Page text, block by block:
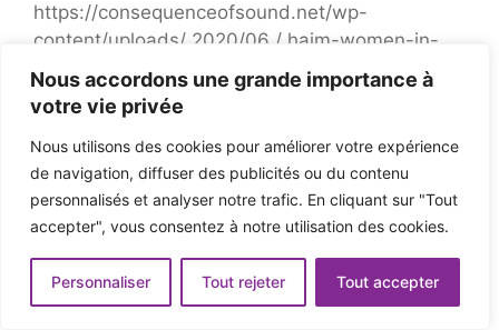
Nous accordons une grande importance à
votre vie privée
Nous utilisons des cookies pour améliorer votre expérience
de navigation, diffuser des publicités ou du contenu
personnalisés et analyser notre trafic. En cliquant sur "Tout
accepter", vous consentez à notre utilisation des cookies.
Personnaliser Tout rejeter Tout accepter
https://consequenceofsound.net/wp-
content/uploads/ 2020/06 / haim-women-in-
music-pt-III-new-album-release-stream.jpg?
Resize = 768,428 768w,
https://consequenceofsound.ne t / wp-content /
uploads / 2020/06 / haim-women-in-music-pt-
III-new-album-release-stream.jpg? resize =
1024,570 1024w,
https://consequenceofsound.net/wp -content /
uploads / 2020/06 / haim-women-in-music-pt-
III-new-album-release-stream.jpg? resize =